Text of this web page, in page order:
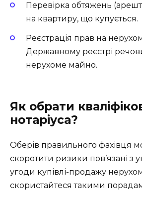
Перевірка обтяжень
на квартиру, що купується.
Реєстрація прав на
Державному реєстрі
нерухоме майно.
Як обрати
нотаріуса?
Оберів правильного фахівця
скоротити ризики пов’язані з
угоди купівлі-продажу
скористайтеся такими